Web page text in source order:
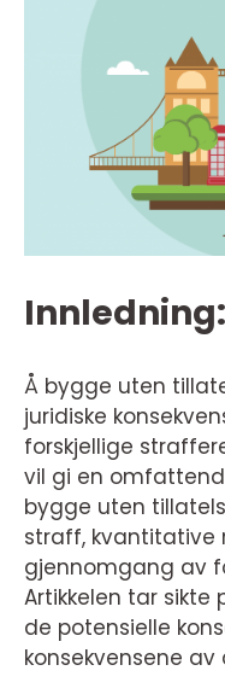
Innledning:
Å bygge uten
juridiske
forskjellige
vil gi en
bygge uten
straff, kvantitative
gjennomgang av
Artikkelen tar sikte
de potensielle
konsekvensene